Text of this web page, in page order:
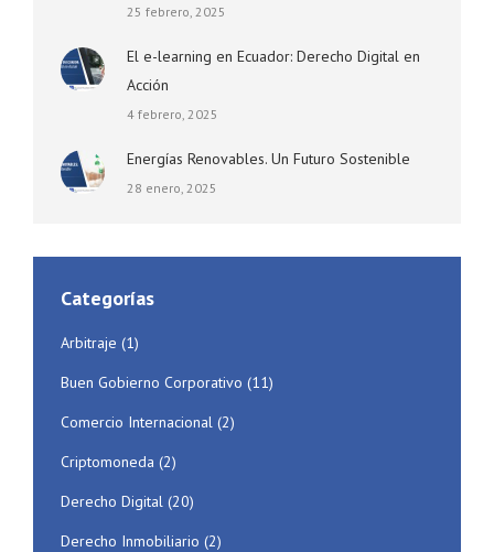
25 febrero, 2025
El e-learning en Ecuador: Derecho Digital en
Acción
4 febrero, 2025
Energías Renovables. Un Futuro Sostenible
28 enero, 2025
Categorías
Arbitraje (1)
Buen Gobierno Corporativo (11)
Comercio Internacional (2)
Criptomoneda (2)
Derecho Digital (20)
Derecho Inmobiliario (2)